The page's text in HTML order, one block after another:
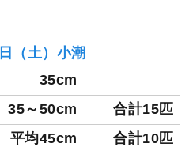
（土）小潮
35cm
35～50cm 合計15匹
平均45cm 合計10匹